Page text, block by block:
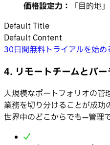
価格設定力：
「目的地
Default Title
Default Content
30日間無料トライアルを始め
4. リモートチームとバ
大規模なポートフォリオの管
業務を切り分けることが成功
世界中のどこからでも—管理